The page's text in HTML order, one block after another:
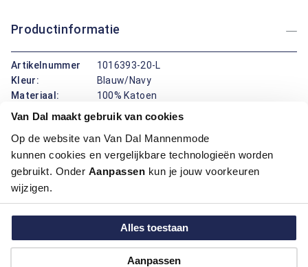
Van Dal maakt gebruik van cookies
Op de website van Van Dal Mannenmode
kunnen cookies en vergelijkbare technologieën worden
gebruikt. Onder Aanpassen kun je jouw voorkeuren
wijzigen.
Alles toestaan
Aanpassen
Productinformatie
Artikelnummer
1016393-20-L
Kleur:
Blauw/Navy
Materiaal:
100% Katoen
Pasvorm:
Regular Fit
Deze trui van Bartlett biedt een perfecte combinatie van
comfort en stijl. Met een ronde hals en lange mouwen is deze
trui ideaal voor elke gelegenheid. De regular fit pasvorm zorgt
wandeling maakt of gezellig thuis bent: dit kledingstuk houdt
je altijd warm en comfortabel.